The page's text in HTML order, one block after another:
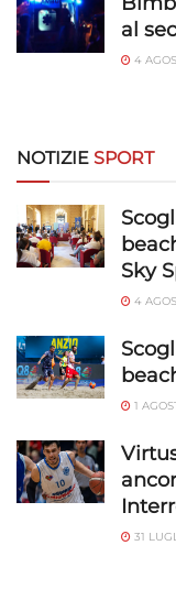
Utilizzare dati di
Garantire la
rilevare frodi,
e presentare
Salvare e
privacy.
al
4
NOTIZIE SPORT
Sky
4
1
31